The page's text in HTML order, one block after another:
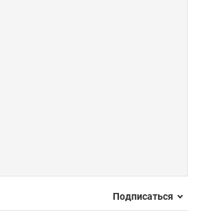
Подписаться